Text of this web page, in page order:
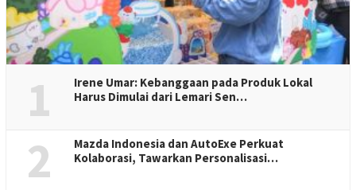
1
Irene Umar: Kebanggaan pada Produk Lokal
Harus Dimulai dari Lemari Sen…
2
Mazda Indonesia dan AutoExe Perkuat
Kolaborasi, Tawarkan Personalisasi…